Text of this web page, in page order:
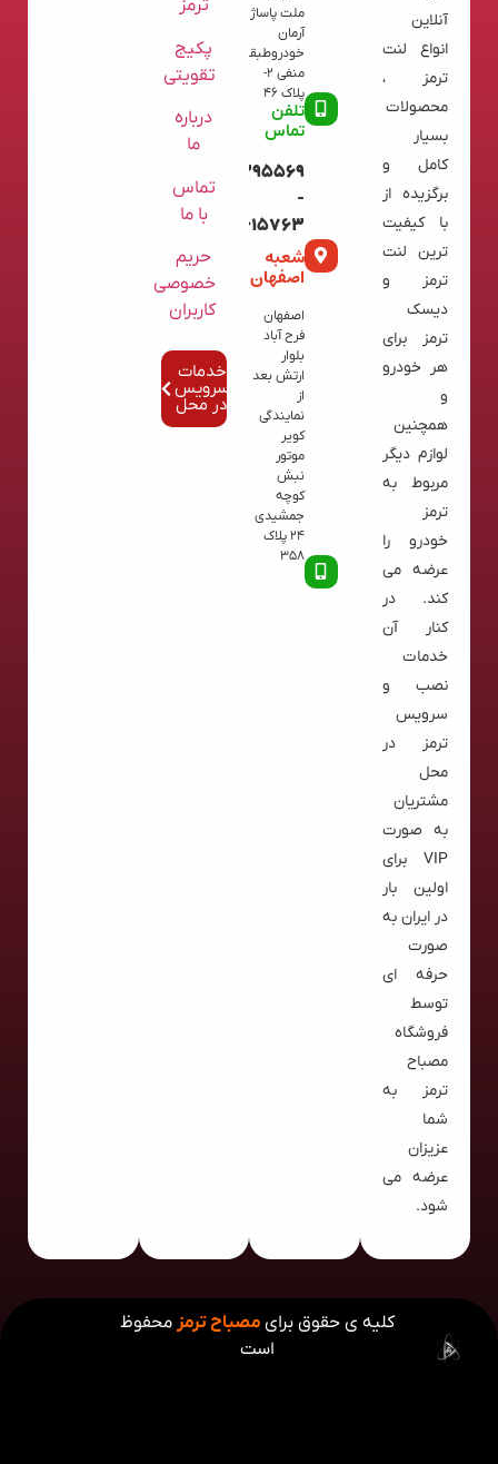
آنلاین
انواع لنت
ترمز ،
محصولات
بسیار
کامل و
برگزیده از
با کیفیت
ترین لنت
ترمز و
دیسک
ترمز برای
هر خودرو
و
همچنین
لوازم دیگر
مربوط به
ترمز
خودرو را
عرضه می
کند. در
کنار آن
خدمات
نصب و
سرویس
ترمز در
محل
مشتریان
به صورت
VIP برای
اولین بار
در ایران به
صورت
حرفه ای
توسط
فروشگاه
مصباح
ترمز به
شما
عزیزان
عرضه می
شود.
ملت پاساژ
آرمان
خودروطبقه
منفی 2-
پلاک 46
تلفن
تماس
09120395569
-
02136615763
شعبه
اصفهان
اصفهان
فرح آباد
بلوار
ارتش بعد
از
نمایندگی
کویر
موتور
نبش
کوچه
جمشیدی
24 پلاک
358
ترمز
پکیج
تقویتی
درباره
ما
تماس
با ما
حریم
خصوصی
کاربران
خدمات
سرویس
در محل
کلیه ی حقوق برای مصباح ترمز محفوظ
است